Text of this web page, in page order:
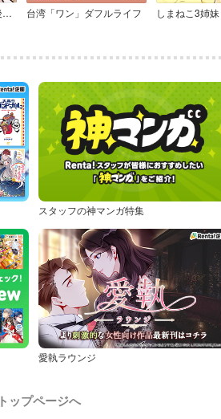
新米納棺師しおりの最後のはじめまして【合冊版】 台湾「ワン」ダフルライフ
スタッフの神マンガ特集
愛執ラウンジ
トップページへ